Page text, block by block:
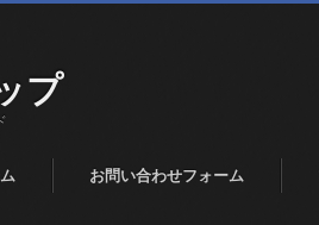
プ
お問い合わせフォーム